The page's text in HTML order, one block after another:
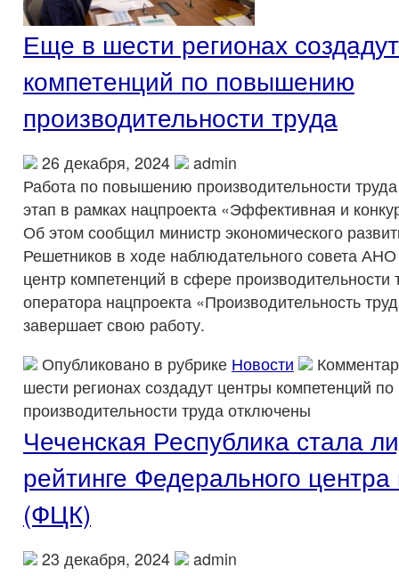
Еще в шести регионах
компетенций по повышению
производительности труда
26 декабря, 2024
admin
Работа по повышению производительности
этап в рамках нацпроекта «Эффективная и
Об этом сообщил министр экономического
Решетников в ходе наблюдательного совета
центр компетенций в сфере
оператора нацпроекта «Производительность
завершает свою работу.
Опубликовано в рубрике Новости
шести регионах создадут центры компетенций
производительности труда отключены
Чеченская Республика стала
рейтинге Федерального
(ФЦК)
23 декабря, 2024
admin